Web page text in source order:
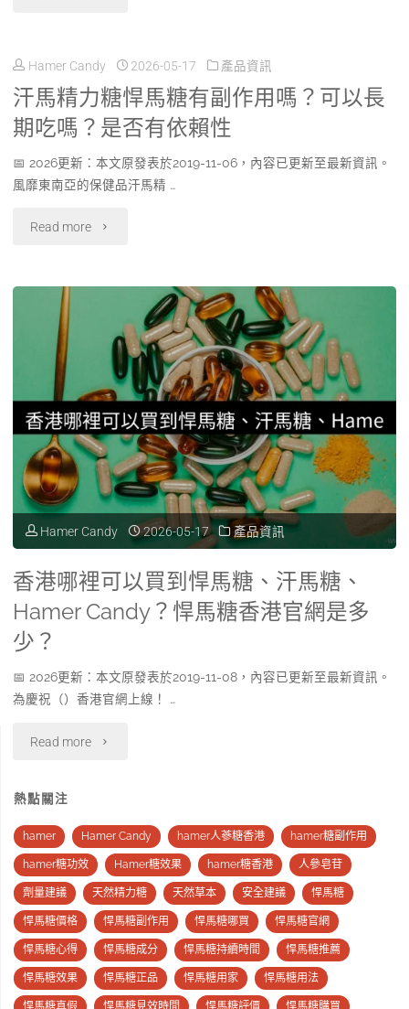
一
手
批
發
馬
港
縂
代
理
Malaysia
Good
Ginseng
Malaysia
KL
1
Box-
30p"
糖
香
港
有
金
馬
糖
紅
糖
糖
的
別？"
Hamer Candy 2026-05-17 產品資訊
汗馬精力糖悍馬糖有副作用嗎？可以長
期吃嗎？是否有依賴性
📅 2026更新：本文原發表於2019-11-06，內容已更新至最新資訊。
風靡東南亞的保健品汗馬精 …
Read more "汗
悍
馬
糖
有
作
可
以
吃
嗎？
是
否
有
Hamer Candy 2026-05-17 產品資訊
香港哪裡可以買到悍馬糖、汗馬糖、
Hamer Candy？悍馬糖香港官網是多
少？
📅 2026更新：本文原發表於2019-11-08，內容已更新至最新資訊。
為慶祝（）香港官網上線！ …
Read more "香
裡
可
以
買
到
熱點關注
hamer Hamer Candy hamer人蔘糖香港 hamer糖副作用
hamer糖功效 Hamer糖效果 hamer糖香港 人參皂苷
劑量建議 天然精力糖 天然草本 安全建議 悍馬糖
悍馬糖價格 悍馬糖副作用 悍馬糖哪買 悍馬糖官網
悍馬糖心得 悍馬糖成分 悍馬糖持續時間 悍馬糖推薦
悍馬糖效果 悍馬糖正品 悍馬糖用家 悍馬糖用法
悍馬糖真假 悍馬糖見效時間 悍馬糖評價 悍馬糖購買